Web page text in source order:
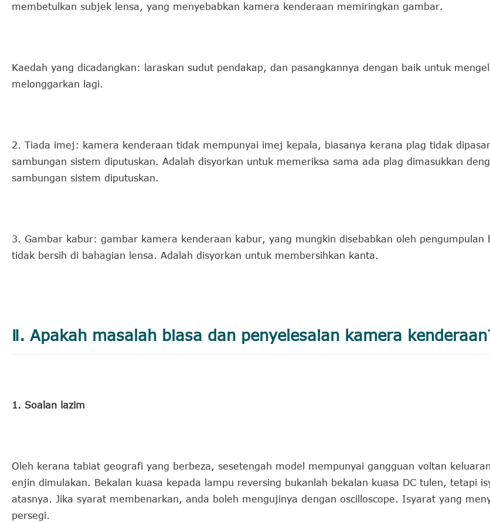
membetulkan subjek lensa, yang menyebabkan kamera kenderaan memiringkan gambar.
Kaedah yang dicadangkan: laraskan sudut pendakap, dan pasangkannya dengan baik untuk
melonggarkan lagi.
2. Tiada imej: kamera kenderaan tidak mempunyai imej kepala, biasanya kerana plag tidak
sambungan sistem diputuskan. Adalah disyorkan untuk memeriksa sama ada plag dimasukkan
sambungan sistem diputuskan.
3. Gambar kabur: gambar kamera kenderaan kabur, yang mungkin disebabkan oleh pengumpulan
tidak bersih di bahagian lensa. Adalah disyorkan untuk membersihkan kanta.
Ⅱ. Apakah masalah biasa dan penyelesaian kamera
1. Soalan lazim
Oleh kerana tabiat geografi yang berbeza, sesetengah model mempunyai gangguan voltan
enjin dimulakan. Bekalan kuasa kepada lampu reversing bukanlah bekalan kuasa DC tulen, tetapi
atasnya. Jika syarat membenarkan, anda boleh mengujinya dengan oscilloscope. Isyarat yang
persegi.